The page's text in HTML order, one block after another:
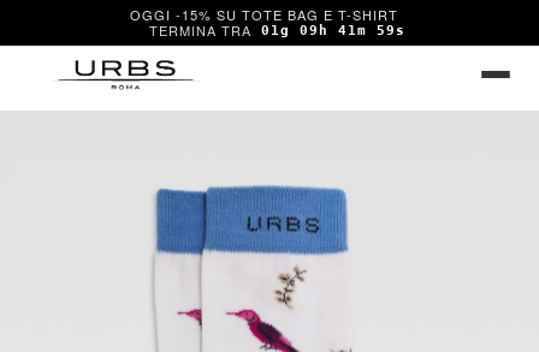
OGGI -15% SU TOTE BAG E T-SHIRT
01g 09h 41m 59s